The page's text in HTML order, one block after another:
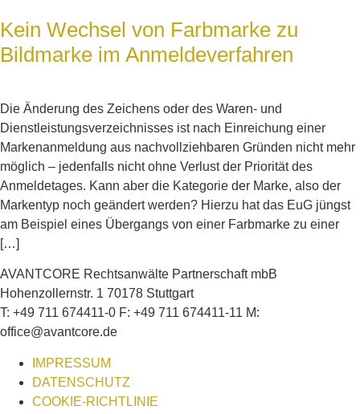
Kein Wechsel von Farbmarke zu
Bildmarke im Anmeldeverfahren
Die Änderung des Zeichens oder des Waren- und
Dienstleistungsverzeichnisses ist nach Einreichung einer
Markenanmeldung aus nachvollziehbaren Gründen nicht mehr
möglich – jedenfalls nicht ohne Verlust der Priorität des
Anmeldetages. Kann aber die Kategorie der Marke, also der
Markentyp noch geändert werden? Hierzu hat das EuG jüngst
am Beispiel eines Übergangs von einer Farbmarke zu einer
[…]
AVANTCORE Rechtsanwälte Partnerschaft mbB
Hohenzollernstr. 1 70178 Stuttgart
T: +49 711 674411-0 F: +49 711 674411-11 M:
office@avantcore.de
IMPRESSUM
DATENSCHUTZ
COOKIE-RICHTLINIE